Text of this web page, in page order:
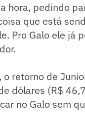
hora, pedindo
que está
Pro Galo ele já
retorno de
dólares (R$
no Galo sem